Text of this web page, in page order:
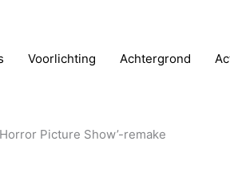
Voorlichting Achtergrond
Picture Show’-remake